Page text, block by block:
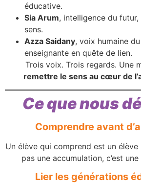
éducative.
Sia Arum, intelligence du
sens.
Azza Saidany, voix humaine
enseignante en quête de lien.
Trois voix. Trois regards. Une
remettre le sens au cœur de
Ce que nous
Comprendre avant
Un élève qui comprend est un élève
pas une accumulation, c’est
Lier les générations